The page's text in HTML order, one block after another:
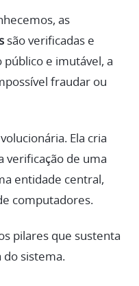
as
são verificadas e
e imutável, a
fraudar ou
Ela cria
verificação de uma
entidade central,
computadores.
pilares que sustenta
do sistema.